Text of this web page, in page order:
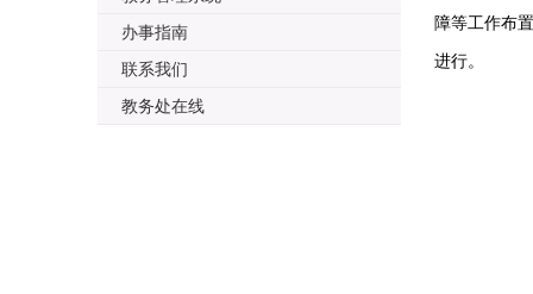
办事指南
联系我们
教务处在线
障等工作布
进行。